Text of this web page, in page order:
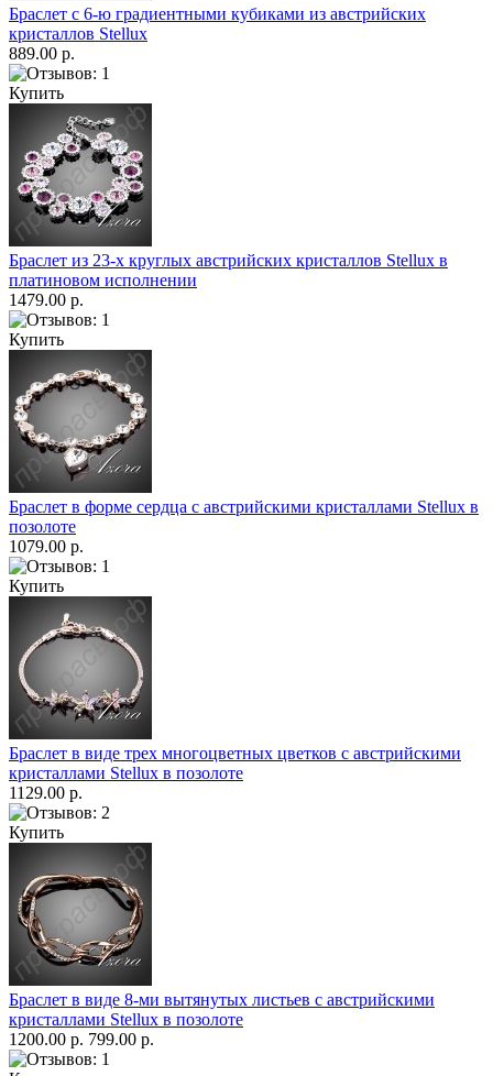
Браслет с 6-ю градиентными кубиками из австрийских
кристаллов Stellux
889.00 р.
Купить
Браслет из 23-х круглых австрийских кристаллов Stellux в
платиновом исполнении
1479.00 р.
Купить
Браслет в форме сердца с австрийскими кристаллами Stellux в
позолоте
1079.00 р.
Купить
Браслет в виде трех многоцветных цветков с австрийскими
кристаллами Stellux в позолоте
1129.00 р.
Купить
Браслет в виде 8-ми вытянутых листьев с австрийскими
кристаллами Stellux в позолоте
1200.00 р. 799.00 р.